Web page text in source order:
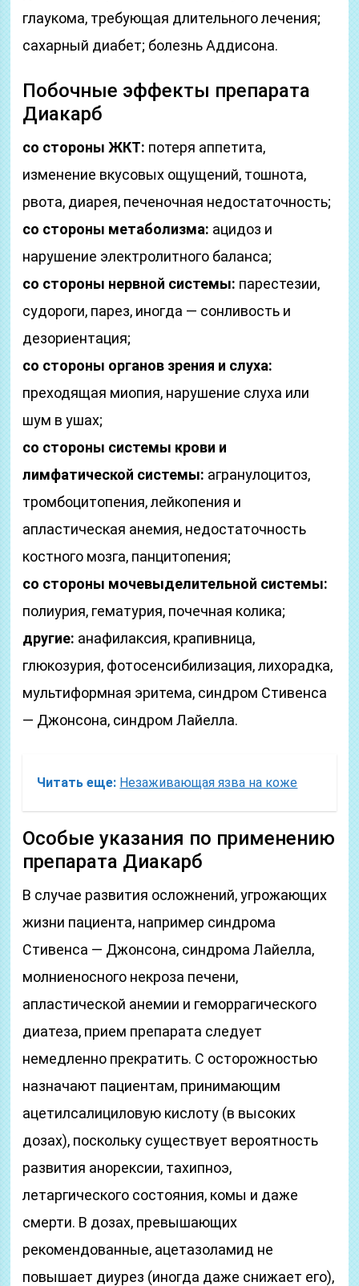
глаукома, требующая длительного лечения;
сахарный диабет; болезнь Аддисона.
Побочные эффекты препарата
Диакарб
со стороны ЖКТ: потеря аппетита,
изменение вкусовых ощущений, тошнота,
рвота, диарея, печеночная недостаточность;
со стороны метаболизма: ацидоз и
нарушение электролитного баланса;
со стороны нервной системы: парестезии,
судороги, парез, иногда — сонливость и
дезориентация;
со стороны органов зрения и слуха:
преходящая миопия, нарушение слуха или
шум в ушах;
со стороны системы крови и
лимфатической системы: агранулоцитоз,
тромбоцитопения, лейкопения и
апластическая анемия, недостаточность
костного мозга, панцитопения;
со стороны мочевыделительной системы:
полиурия, гематурия, почечная колика;
другие: анафилаксия, крапивница,
глюкозурия, фотосенсибилизация, лихорадка,
мультиформная эритема, синдром Стивенса
— Джонсона, синдром Лайелла.
Читать еще: Незаживающая язва на коже
Особые указания по применению
препарата Диакарб
В случае развития осложнений, угрожающих
жизни пациента, например синдрома
Стивенса — Джонсона, синдрома Лайелла,
молниеносного некроза печени,
апластической анемии и геморрагического
диатеза, прием препарата следует
немедленно прекратить. С осторожностью
назначают пациентам, принимающим
ацетилсалициловую кислоту (в высоких
дозах), поскольку существует вероятность
развития анорексии, тахипноэ,
летаргического состояния, комы и даже
смерти. В дозах, превышающих
рекомендованные, ацетазоламид не
повышает диурез (иногда даже снижает его),